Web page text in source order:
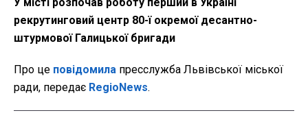
рекрутинговий центр 80-ї окремої десантно-
штурмової Галицької бригади
Про це повідомила пресслужба Львівської міської
ради, передає RegioNews.